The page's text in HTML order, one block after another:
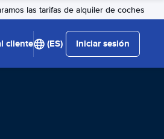
las tarifas de alquiler de coches
cliente (ES) Iniciar sesión